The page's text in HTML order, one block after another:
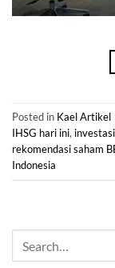
Posted in Kael Artikel
IHSG hari ini,
rekomendasi saham
Indonesia